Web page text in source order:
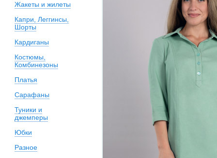
Жакеты и жилеты
Капри, Леггинсы,
Шорты
Кардиганы
Костюмы,
Комбинезоны
Платья
Сарафаны
Туники и
джемперы
Юбки
Разное